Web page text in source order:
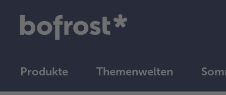
Produkte Themenwelten